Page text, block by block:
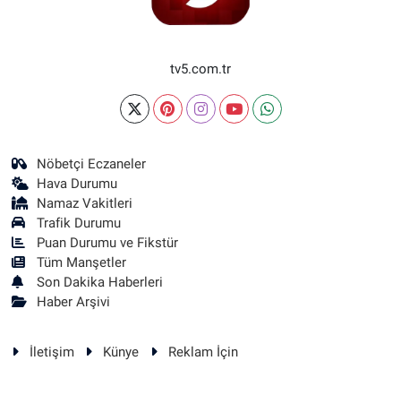
tv5.com.tr
Nöbetçi Eczaneler
Hava Durumu
Namaz Vakitleri
Trafik Durumu
Puan Durumu ve Fikstür
Tüm Manşetler
Son Dakika Haberleri
Haber Arşivi
İletişim Künye Reklam İçin